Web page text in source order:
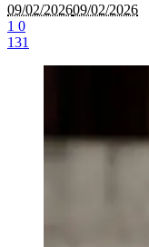
09/02/202609/02/2026
1 0
131